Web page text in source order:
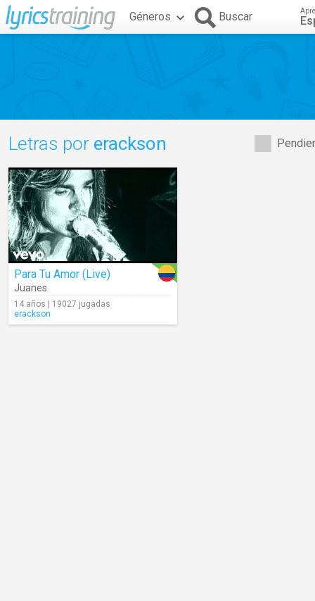
Géneros Buscar
Letras por erackson
Para Tu Amor (Live)
Juanes
14 años | 19027 jugadas
erackson